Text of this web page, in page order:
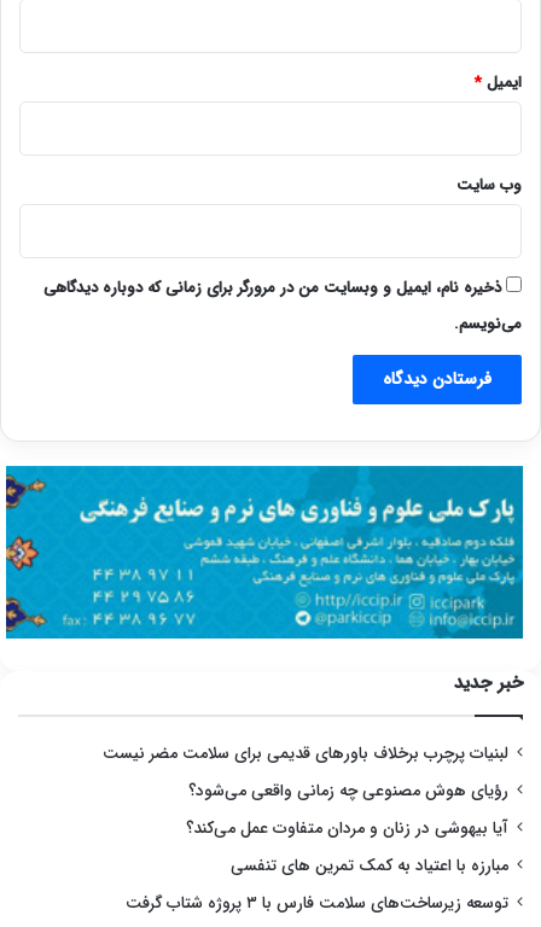
ایمیل*
وب‌ سایت
ذخیره نام، ایمیل و وبسایت من در مرورگر برای زمانی که دوباره دیدگاهی
می‌نویسم.
خبر جدید
لبنیات پرچرب برخلاف باورهای قدیمی برای سلامت مضر نیست
رؤیای هوش مصنوعی چه زمانی واقعی می‌شود؟
آیا بیهوشی در زنان و مردان متفاوت عمل می‌کند؟
مبارزه با اعتیاد به کمک تمرین های تنفسی
توسعه زیرساخت‌های سلامت فارس با ۳ پروژه شتاب گرفت